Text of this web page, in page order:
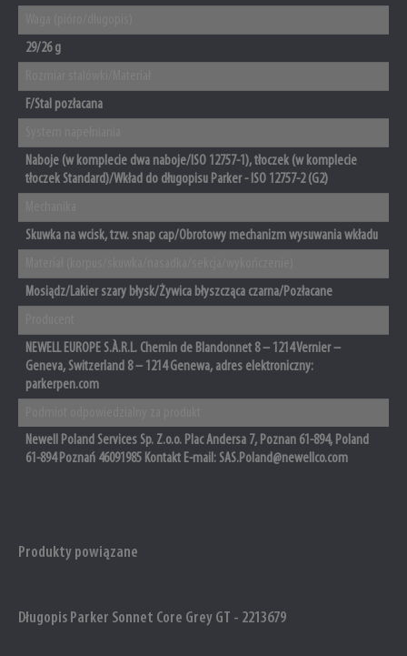
29/26 g
F/Stal pozłacana
Naboje (w komplecie dwa naboje/ISO 12757-1), tłoczek (w komplecie
tłoczek Standard)/Wkład do długopisu Parker - ISO 12757-2 (G2)
Skuwka na wcisk, tzw. snap cap/Obrotowy mechanizm wysuwania wkładu
Mosiądz/Lakier szary błysk/Żywica błyszcząca czarna/Pozłacane
NEWELL EUROPE S.À.R.L. Chemin de Blandonnet 8 – 1214 Vernier –
Geneva, Switzerland 8 – 1214 Genewa, adres elektroniczny:
parkerpen.com
Newell Poland Services Sp. Z.o.o. Plac Andersa 7, Poznan 61-894, Poland
61-894 Poznań 46091985 Kontakt E-mail: SAS.Poland@newellco.com
Produkty powiązane
Długopis Parker Sonnet Core Grey GT - 2213679